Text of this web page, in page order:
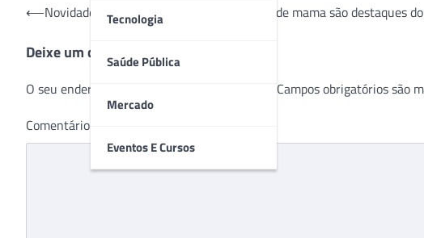
Tecnologia
Saúde Pública
Mercado
Eventos E Cursos
Navegação
Post
⟵Novidades no tratamento contra o câncer de mama são destaques
Deixe um comentário
O seu endereço de e-mail não será publicado. Campos obrigatórios são
Comentário